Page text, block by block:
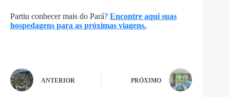
Partiu conhecer mais do Pará? Encontre aqui suas
hospedagens para as próximas viagens.
ANTERIOR PRÓXIMO